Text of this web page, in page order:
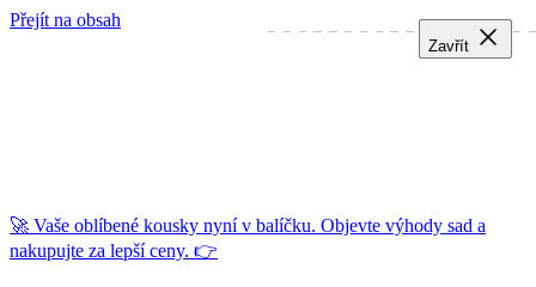
Přejít na obsah
🚀 Vaše oblíbené kousky nyní v balíčku. Objevte výhody sad a
nakupujte za lepší ceny. 👉
Zavřít
Zavřít
Zavřít